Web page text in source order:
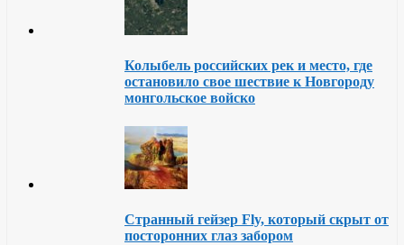
Колыбель российских рек и место, где
остановило свое шествие к Новгороду
монгольское войско
Странный гейзер Fly, который скрыт от
посторонних глаз забором